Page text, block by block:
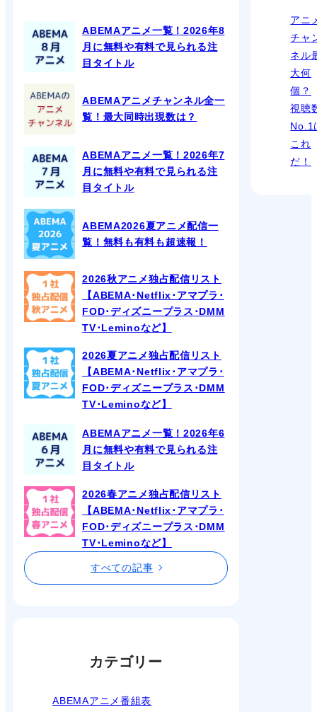
ABEMAアニメ一覧！2026年8
月に無料や有料で見られる注
目タイトル
ABEMAアニメチャンネル全一
覧！最大同時出現数は？
ABEMAアニメ一覧！2026年7
月に無料や有料で見られる注
目タイトル
ABEMA2026夏アニメ配信一
覧！無料も有料も超速報！
2026秋アニメ独占配信リスト
【ABEMA･Netflix･アマプラ･
FOD･ディズニープラス･DMM
TV･Leminoなど】
2026夏アニメ独占配信リスト
【ABEMA･Netflix･アマプラ･
FOD･ディズニープラス･DMM
TV･Leminoなど】
ABEMAアニメ一覧！2026年6
月に無料や有料で見られる注
目タイトル
2026春アニメ独占配信リスト
【ABEMA･Netflix･アマプラ･
FOD･ディズニープラス･DMM
TV･Leminoなど】
すべての記事
アニ
チャ
ネル
大何
個？
視聴
No.1
これ
だ！
カテゴリー
ABEMAアニメ番組表